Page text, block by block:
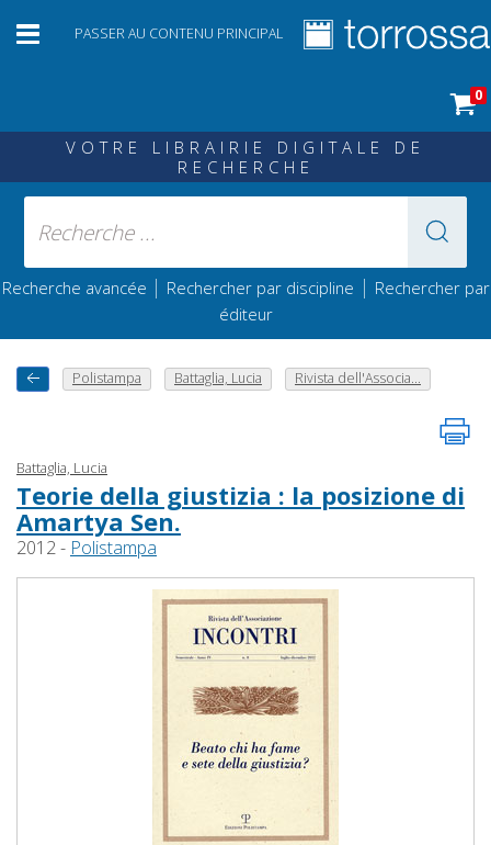
PASSER AU CONTENU PRINCIPAL
0
VOTRE LIBRAIRIE DIGITALE DE
RECHERCHE
Recherche avancée | Rechercher par discipline | Rechercher par
éditeur
Polistampa Battaglia, Lucia Rivista dell'Associa...
Battaglia, Lucia
Teorie della giustizia : la posizione di
Amartya Sen.
2012 - Polistampa